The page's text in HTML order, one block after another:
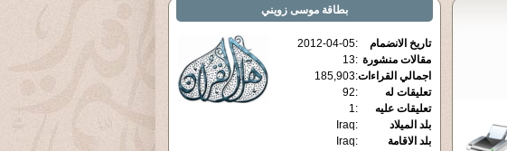
بطاقة موسى زويني
تاريخ الانضمام :
2012-04-05
مقالات منشورة :
13
اجمالي القراءات:
185,903
تعليقات له
:
92
تعليقات عليه
:
1
بلد الميلاد
:
Iraq
بلد الاقامة
:
Iraq